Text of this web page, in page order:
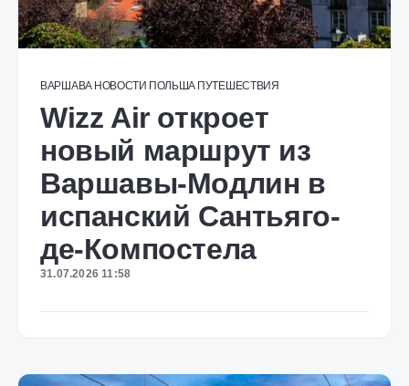
ВАРШАВА НОВОСТИ ПОЛЬША ПУТЕШЕСТВИЯ
Wizz Air откроет
новый маршрут из
Варшавы-Модлин в
испанский Сантьяго-
де-Компостела
31.07.2026 11:58